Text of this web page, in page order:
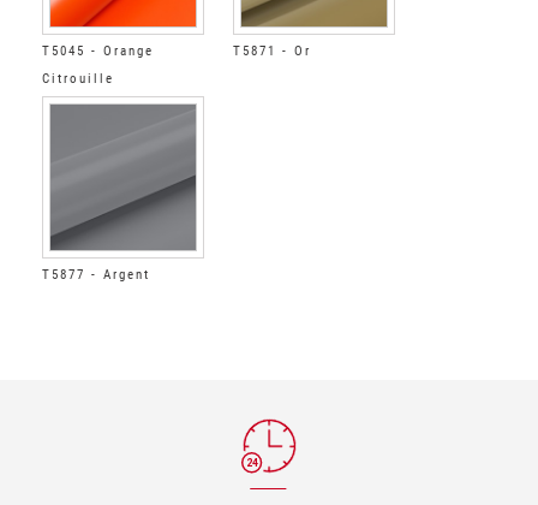
T5045 - Orange
Citrouille
T5871 - Or
T5877 - Argent